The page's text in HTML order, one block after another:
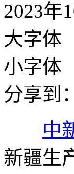
2023年
大字体
小字体
分享到：
中
新疆生